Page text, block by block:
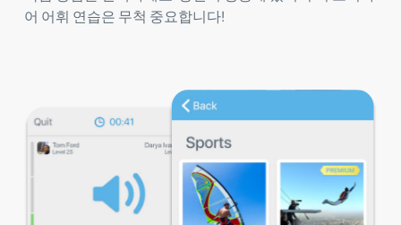
어 어휘 연습은 무척 중요합니다!